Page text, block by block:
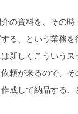
の資料を、その時
る、という業務を
新しくこういう
依頼が来るので、
成して納品する、